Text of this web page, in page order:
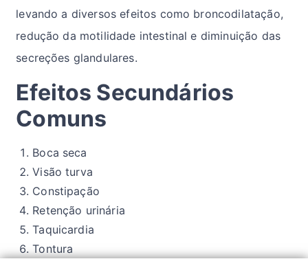
levando a diversos efeitos como broncodilatação,
redução da motilidade intestinal e diminuição das
secreções glandulares.
Efeitos Secundários
Comuns
Boca seca
Visão turva
Constipação
Retenção urinária
Taquicardia
Tontura